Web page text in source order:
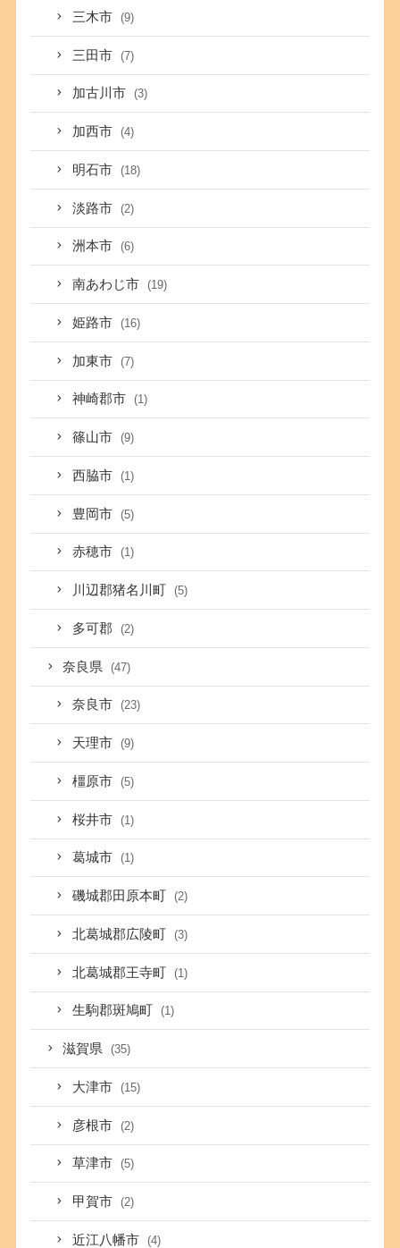
三木市 (9)
三田市 (7)
加古川市 (3)
加西市 (4)
明石市 (18)
淡路市 (2)
洲本市 (6)
南あわじ市 (19)
姫路市 (16)
加東市 (7)
神崎郡市 (1)
篠山市 (9)
西脇市 (1)
豊岡市 (5)
赤穂市 (1)
川辺郡猪名川町 (5)
多可郡 (2)
奈良県 (47)
奈良市 (23)
天理市 (9)
橿原市 (5)
桜井市 (1)
葛城市 (1)
磯城郡田原本町 (2)
北葛城郡広陵町 (3)
北葛城郡王寺町 (1)
生駒郡斑鳩町 (1)
滋賀県 (35)
大津市 (15)
彦根市 (2)
草津市 (5)
甲賀市 (2)
近江八幡市 (4)